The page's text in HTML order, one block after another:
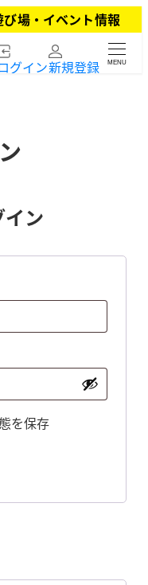
場・イベント情報
グイン新規登録 MENU
ン
を保存